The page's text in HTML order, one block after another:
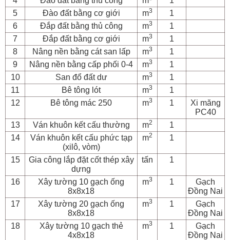
5
Đào đất bằng cơ giới m3
1
6
Đắp đất bằng thủ công m3
1
7
Đắp đất bằng cơ giới m3
1
8
Nâng nền bằng cát san lấp m3
1
9
Nâng nền bằng cấp phối 0-4 m3
1
10
San đổ đất dư m3
1
11
Bê tông lót m3
1
12
Bê tông mác 250 m3 1
Xi măng
PC40
13
Ván khuôn kết cấu thường m2
1
14
Ván khuôn kết cấu phức tạp
(xilô, vòm)
m2 1
15
Gia công lắp đặt cốt thép xây
dựng
tấn 1
16
Xây tường 10 gạch ống
8x8x18
m3 1
Gạch
Đồng Nai
17
Xây tường 20 gạch ống
8x8x18
m3 1
Gạch
Đồng Nai
18
Xây tường 10 gạch thẻ
4x8x18
m3 1
Gạch
Đồng Nai